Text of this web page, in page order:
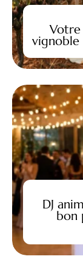
Votre
vignoble
DJ
bon